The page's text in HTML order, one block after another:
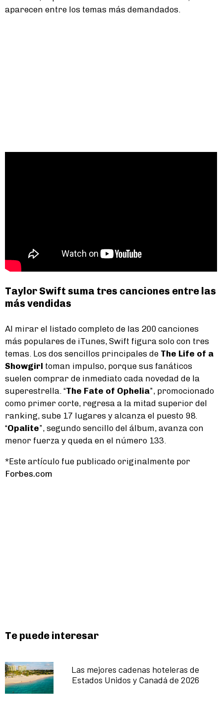
aparecen entre los temas más demandados.
Taylor Swift suma tres canciones entre las
más vendidas
Al mirar el listado completo de las 200 canciones
más populares de iTunes, Swift figura solo con tres
temas. Los dos sencillos principales de The Life of a
Showgirl toman impulso, porque sus fanáticos
suelen comprar de inmediato cada novedad de la
superestrella. “The Fate of Ophelia”, promocionado
como primer corte, regresa a la mitad superior del
ranking, sube 17 lugares y alcanza el puesto 98.
“Opalite”, segundo sencillo del álbum, avanza con
menor fuerza y queda en el número 133.
*Este artículo fue publicado originalmente por
Forbes.com
Te puede interesar
Las mejores cadenas hoteleras de
Estados Unidos y Canadá de 2026